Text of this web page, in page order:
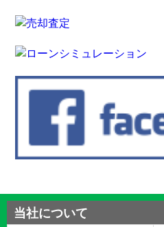
当社について